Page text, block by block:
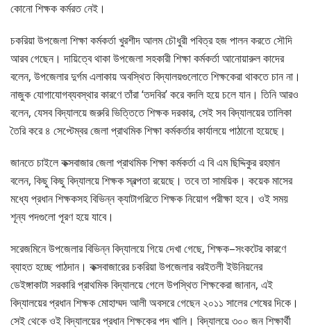
কোনো শিক্ষক কর্মরত নেই।
চকরিয়া উপজেলা শিক্ষা কর্মকর্তা খুরশীদ আলম চৌধুরী পবিত্র হজ পালন করতে সৌদি
আরব গেছেন। দায়িত্বে থাকা উপজেলা সহকারী শিক্ষা কর্মকর্তা আনোয়ারুল কাদের
বলেন, উপজেলার দুর্গম এলাকায় অবস্থিত বিদ্যালয়গুলোতে শিক্ষকেরা থাকতে চান না।
নাজুক যোগাযোগব্যবস্থার কারণে তাঁরা ‘তদবির’ করে বদলি হয়ে চলে যান। তিনি আরও
বলেন, যেসব বিদ্যালয়ে জরুরি ভিত্তিতে শিক্ষক দরকার, সেই সব বিদ্যালয়ের তালিকা
তৈরি করে ৪ সেপ্টেম্বর জেলা প্রাথমিক শিক্ষা কর্মকর্তার কার্যালয়ে পাঠানো হয়েছে।
জানতে চাইলে কক্সবাজার জেলা প্রাথমিক শিক্ষা কর্মকর্তা এ বি এম ছিদ্দিকুর রহমান
বলেন, কিছু কিছু বিদ্যালয়ে শিক্ষক স্বল্পতা রয়েছে। তবে তা সাময়িক। কয়েক মাসের
মধ্যে প্রধান শিক্ষকসহ বিভিন্ন ক্যাটাগরিতে শিক্ষক নিয়োগ পরীক্ষা হবে। ওই সময়
শূন্য পদগুলো পূরণ হয়ে যাবে।
সরেজমিনে উপজেলার বিভিন্ন বিদ্যালয়ে গিয়ে দেখা গেছে, শিক্ষক–সংকটের কারণে
ব্যাহত হচ্ছে পাঠদান। কক্সবাজারের চকরিয়া উপজেলার বরইতলী ইউনিয়নের
ডেইঙ্গাকাটা সরকারি প্রাথমিক বিদ্যালয়ে গেলে উপস্থিত শিক্ষকেরা জানান, এই
বিদ্যালয়ের প্রধান শিক্ষক মোহাম্মদ আলী অবসরে গেছেন ২০১১ সালের শেষের দিকে।
সেই থেকে ওই বিদ্যালয়ের প্রধান শিক্ষকের পদ খালি। বিদ্যালয়ে ৩০০ জন শিক্ষার্থী